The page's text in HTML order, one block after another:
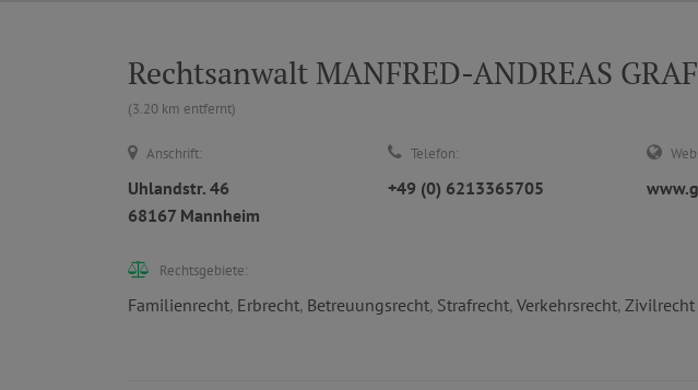
Rechtsanwalt MANFRED-ANDREAS GRAF
(3.20 km entfernt)
Anschrift:
Uhlandstr. 46
68167 Mannheim
Telefon:
+49 (0) 6213365705
Rechtsgebiete:
Familienrecht, Erbrecht, Betreuungsrecht, Strafrecht, Verkehrsrecht, Zivilrecht